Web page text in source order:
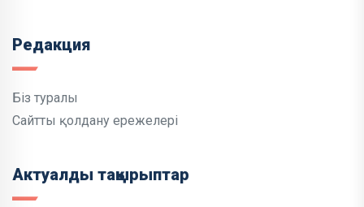
Редакция
Біз туралы
Сайтты қолдану ережелері
Актуалды тақырыптар